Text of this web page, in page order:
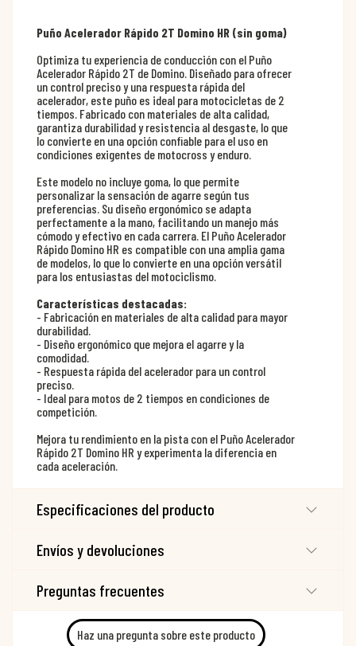
Puño Acelerador Rápido 2T Domino HR (sin goma)
Optimiza tu experiencia de conducción con el Puño
Acelerador Rápido 2T de Domino. Diseñado para ofrecer
un control preciso y una respuesta rápida del
acelerador, este puño es ideal para motocicletas de 2
tiempos. Fabricado con materiales de alta calidad,
garantiza durabilidad y resistencia al desgaste, lo que
lo convierte en una opción confiable para el uso en
condiciones exigentes de motocross y enduro.
Este modelo no incluye goma, lo que permite
personalizar la sensación de agarre según tus
preferencias. Su diseño ergonómico se adapta
perfectamente a la mano, facilitando un manejo más
cómodo y efectivo en cada carrera. El Puño Acelerador
Rápido Domino HR es compatible con una amplia gama
de modelos, lo que lo convierte en una opción versátil
para los entusiastas del motociclismo.
Características destacadas:
- Fabricación en materiales de alta calidad para mayor
durabilidad.
- Diseño ergonómico que mejora el agarre y la
comodidad.
- Respuesta rápida del acelerador para un control
preciso.
- Ideal para motos de 2 tiempos en condiciones de
competición.
Mejora tu rendimiento en la pista con el Puño Acelerador
Rápido 2T Domino HR y experimenta la diferencia en
cada aceleración.
Especificaciones del producto
Envíos y devoluciones
Preguntas frecuentes
Haz una pregunta sobre este producto